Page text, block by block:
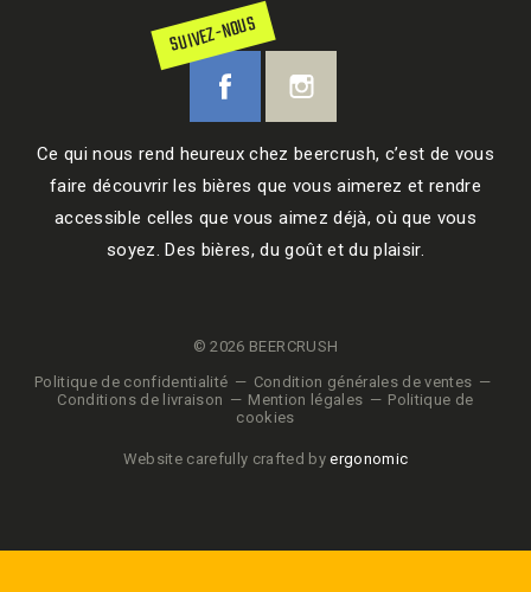
SUIVEZ-NOUS
Ce qui nous rend heureux chez beercrush, c’est de vous
faire découvrir les bières que vous aimerez et rendre
accessible celles que vous aimez déjà, où que vous
soyez. Des bières, du goût et du plaisir.
© 2026 BEERCRUSH
Politique de confidentialité
Condition générales de ventes
Conditions de livraison
Mention légales
Politique de
cookies
Website carefully crafted byergonomic